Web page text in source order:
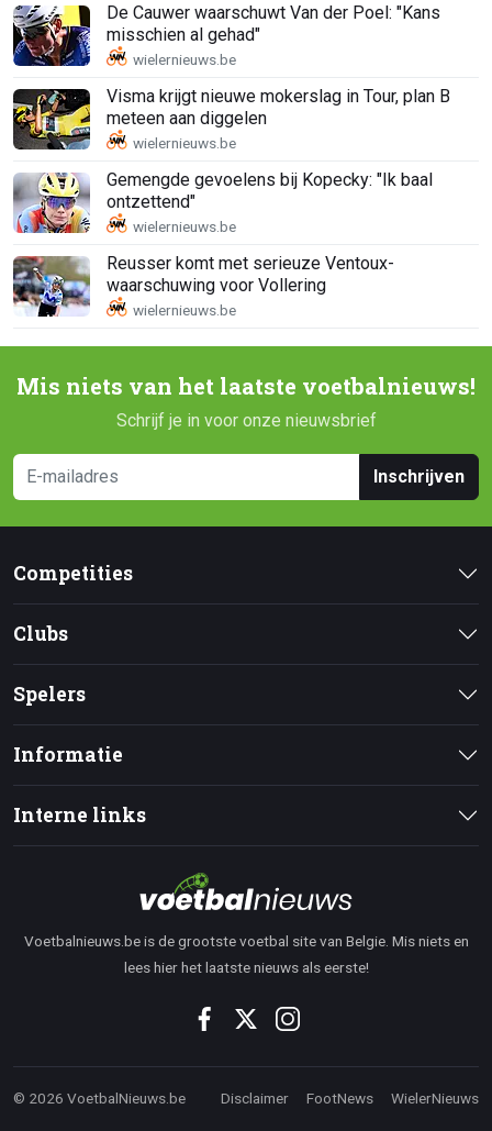
De Cauwer waarschuwt Van der Poel: "Kans
misschien al gehad"
Visma krijgt nieuwe mokerslag in Tour, plan B
meteen aan diggelen
Gemengde gevoelens bij Kopecky: "Ik baal
ontzettend"
Reusser komt met serieuze Ventoux-
waarschuwing voor Vollering
Mis niets van het laatste voetbalnieuws!
Schrijf je in voor onze nieuwsbrief
Inschrijven
Competities
Clubs
Spelers
Informatie
Interne links
Voetbalnieuws.be is de grootste voetbal site van Belgie. Mis niets en
lees hier het laatste nieuws als eerste!
© 2026 VoetbalNieuws.be Disclaimer FootNews WielerNieuws